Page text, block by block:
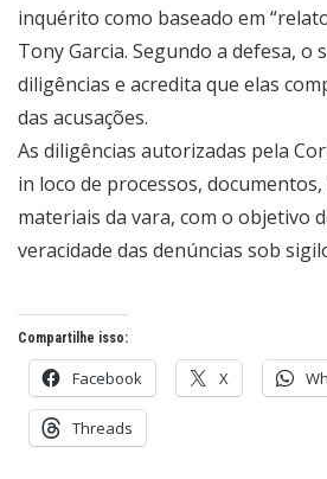
inquérito como baseado em
Tony Garcia. Segundo a defesa, o
diligências e acredita que elas
das acusações.
As diligências autorizadas pela
in loco de processos,
materiais da vara, com o objetivo
veracidade das denúncias sob
Compartilhe isso:
Facebook X
Threads